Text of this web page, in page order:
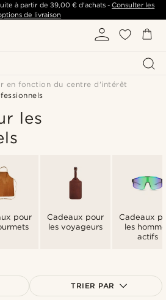
à partir de 39,00 €d'achats -Consulter les
de livraison
en fonction du centre d'intérêt
les
pour
Cadeaux pour
les voyageurs
Cadeaux
les
actifs
TRIER PAR